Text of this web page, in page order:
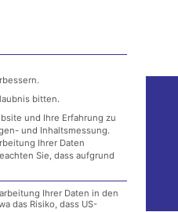
Events
bitten.
und Ihre Erfahrung zu
und Inhaltsmessung.
Ihrer Daten
Sie, dass aufgrund
Ihrer Daten in den
das Risiko, dass US-